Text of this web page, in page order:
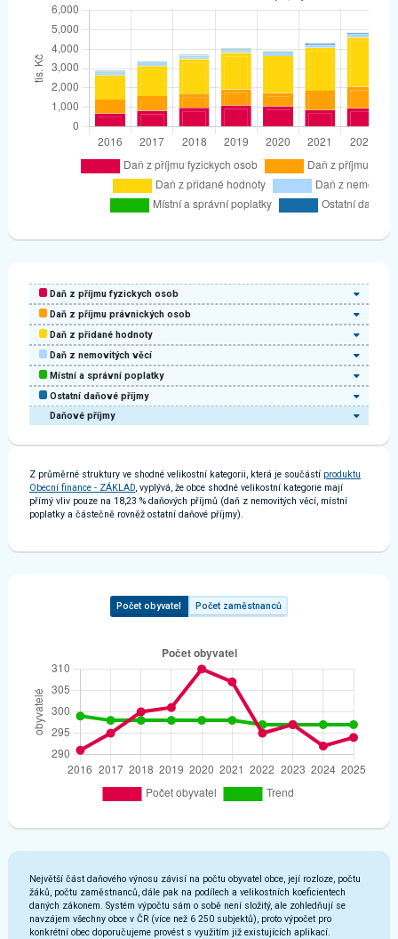
Daňové příjmy
Daň z příjmu fyzickych osob
Daň z příjmu právnických osob
Daň z přidané hodnoty
Daň z nemovitých věcí
Místní a správní poplatky
Ostatní daňové příjmy
Z průměrné struktury ve shodné velikostní kategorii, která je součástí produktu
Obecní finance - ZÁKLAD , vyplývá, že obce shodné velikostní kategorie mají
přímý vliv pouze na 18,23 % daňových příjmů (daň z nemovitých věcí, místní
poplatky a částečně rovněž ostatní daňové příjmy).
Největší část daňového výnosu závisí na počtu obyvatel obce, její rozloze, počtu
žáků, počtu zaměstnanců, dále pak na podílech a velikostních koeficientech
daných zákonem. Systém výpočtu sám o sobě není složitý, ale zohledňují se
navzájem všechny obce v ČR (více než 6 250 subjektů), proto výpočet pro
konkrétní obec doporučujeme provést s využitím již existujících aplikací.
Počet obyvatel Počet zaměstnanců